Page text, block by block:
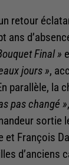
retour
ans
Final »
jours »,
parallèle, la
pas changé »
sortie
François
d’anciens